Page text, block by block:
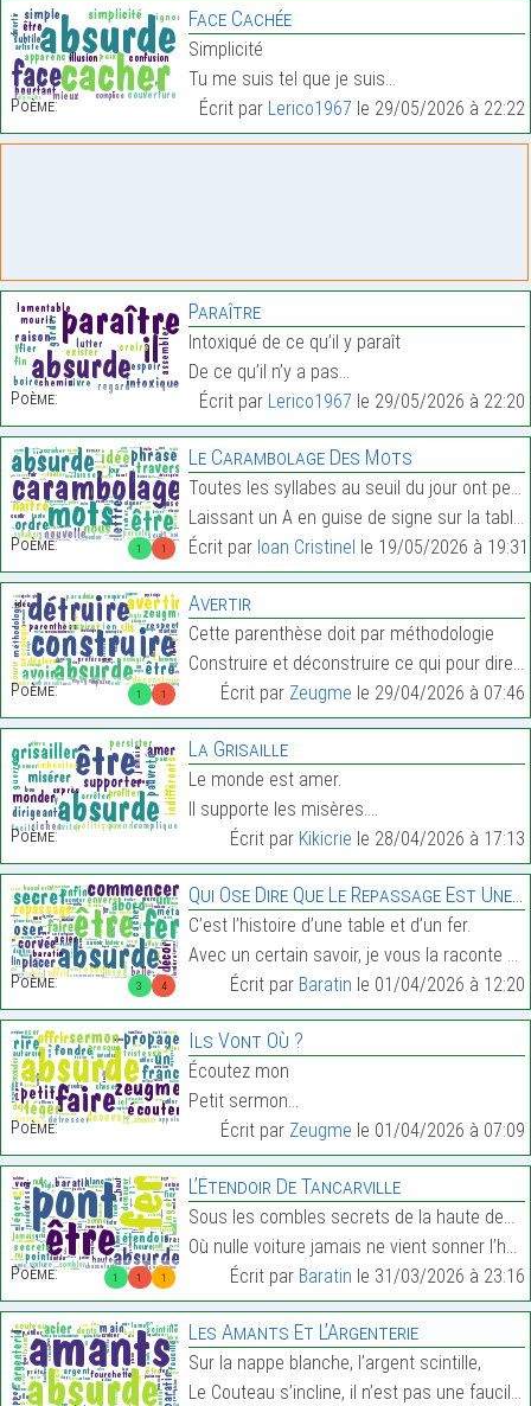
Poème:
Face Cachée
Simplicité
Tu me suis tel que je suis…
Écrit par Lerico1967 le 29/05/2026 à 22:22
Poème:
Paraître
Intoxiqué de ce qu’il y paraît
De ce qu’il n’y a pas…
Écrit par Lerico1967 le 29/05/2026 à 22:20
1 1
Poème:
Le Carambolage Des Mots
Toutes les syllabes au seuil du jour ont percuté,
Laissant un A en guise de signe sur la table,…
Écrit par Ioan Cristinel le 19/05/2026 à 19:31
1 1
Poème:
Avertir
Cette parenthèse doit par méthodologie
Construire et déconstruire ce qui pour dire n’insp…
Écrit par Zeugme le 29/04/2026 à 07:46
Poème:
La Grisaille
Le monde est amer.
Il supporte les misères.…
Écrit par Kikicrie le 28/04/2026 à 17:13
3 4
Poème:
Qui Ose Dire Que Le Repassage Est Une Corvée ?
C’est l’histoire d’une table et d’un fer.
Avec un certain savoir, je vous la raconte en vers…
Écrit par Baratin le 01/04/2026 à 12:20
Poème:
Ils Vont Où ?
Écoutez mon
Petit sermon…
Écrit par Zeugme le 01/04/2026 à 07:09
1 1 1
Poème:
L’Étendoir De Tancarville
Sous les combles secrets de la haute demeure,
Où nulle voiture jamais ne vient sonner l’heure,…
Écrit par Baratin le 31/03/2026 à 23:16
Les Amants Et L’Argenterie
Sur la nappe blanche, l’argent scintille,
Le Couteau s’incline, il n’est pas une faucille,…